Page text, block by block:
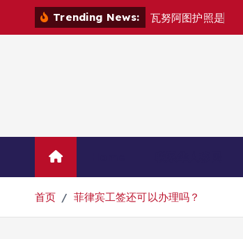
Trending News: 瓦努阿图护照是
首页 菲律宾工签还可以办理吗？